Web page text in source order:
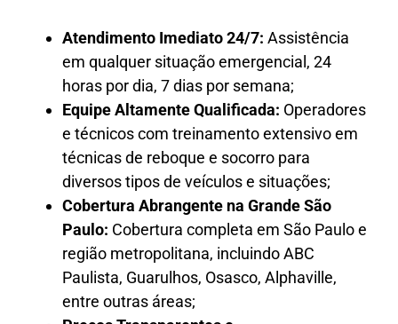
Atendimento Imediato 24/7: Assistência
em qualquer situação emergencial, 24
horas por dia, 7 dias por semana;
Equipe Altamente Qualificada: Operadores
e técnicos com treinamento extensivo em
técnicas de reboque e socorro para
diversos tipos de veículos e situações;
Cobertura Abrangente na Grande São
Paulo: Cobertura completa em São Paulo e
região metropolitana, incluindo ABC
Paulista, Guarulhos, Osasco, Alphaville,
entre outras áreas;